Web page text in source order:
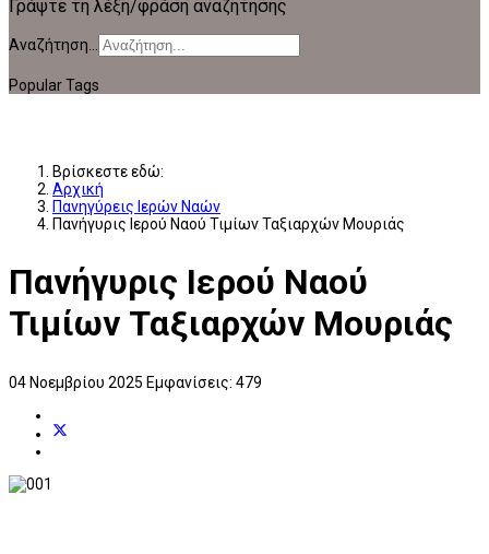
Γράψτε τη λέξη/φράση αναζήτησης
Αναζήτηση...
Popular Tags
Βρίσκεστε εδώ:
Αρχική
Πανηγύρεις Ιερών Ναών
Πανήγυρις Ιερού Ναού Τιμίων Ταξιαρχών Μουριάς
Πανήγυρις Ιερού Ναού
Τιμίων Ταξιαρχών Μουριάς
04 Νοεμβρίου 2025 Εμφανίσεις: 479